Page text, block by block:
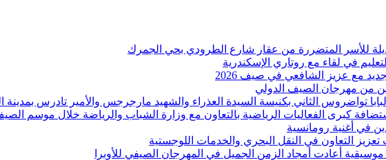
في لقاء مع روتاري الإسكندرية
مع عزيز الشافعي في صيف 2026
من مهرجان الصيف الدولي
تواضروس الثاني بكنيسة السيدة العذراء والشهيد مارجرجس والأمير تادرس بمدينة
كبرى الفعاليات الرياضية بالتعاون مع وزارة الشباب والرياضة خلال موسم
في أغنية رومانسية
التعاون في النقل البحري والخدمات اللوجستية
أعادت أمجاد الزمن الجميل في المهرجان الصيفي للأوبرا